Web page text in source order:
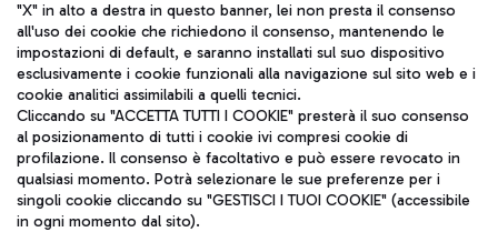
Aeroporti di Roma S.p.A. - Società soggetta a direzione e
coordinamento di Mundys S.p.A.
Codice fiscale e Registro delle Imprese di Roma 13032990155 P.
IVA 06572251004
Capitale sociale 62.224.743,00 int. vers.
Sede legale: Via Pier Paolo Racchetti 1 - 00054 Fiumicino (RM)
telefono +39 06 65951
"X" in alto a destra in questo banner, lei non presta il consenso
all'uso dei cookie che richiedono il consenso, mantenendo le
impostazioni di default, e saranno installati sul suo dispositivo
esclusivamente i cookie funzionali alla navigazione sul sito web e i
cookie analitici assimilabili a quelli tecnici.
Cliccando su "ACCETTA TUTTI I COOKIE" presterà il suo consenso
al posizionamento di tutti i cookie ivi compresi cookie di
profilazione. Il consenso è facoltativo e può essere revocato in
qualsiasi momento. Potrà selezionare le sue preferenze per i
singoli cookie cliccando su "GESTISCI I TUOI COOKIE" (accessibile
in ogni momento dal sito).